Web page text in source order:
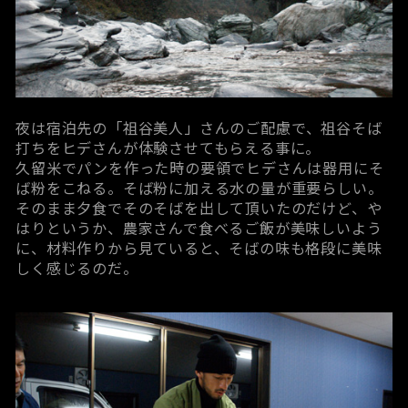
夜は宿泊先の 「祖谷美人」さんのご配慮で、祖谷そば
打ちをヒデさんが体験させてもらえる事に。
久留米でパンを作った時の要領でヒデさんは器用にそ
ば粉をこねる。そば粉に加える水の量が重要らしい。
そのまま夕食でそのそばを出して頂いたのだけど、や
はりというか、農家さんで食べるご飯が美味しいよう
に、材料作りから見ていると、そばの味も格段に美味
しく感じるのだ。